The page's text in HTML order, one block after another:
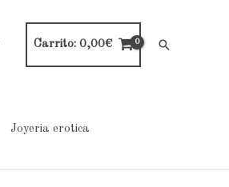
Carrito: 0,00€ Buscar
Joyeria erotica